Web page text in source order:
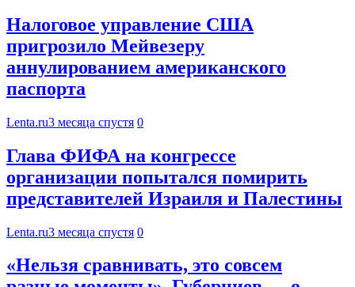
Налоговое управление США
пригрозило Мейвезеру
аннулированием американского
паспорта
Lenta.ru3 месяца спустя 0
Глава ФИФА на конгрессе
организации попытался помирить
представителей Израиля и Палестины
Lenta.ru3 месяца спустя 0
«Нельзя сравнивать, это совсем